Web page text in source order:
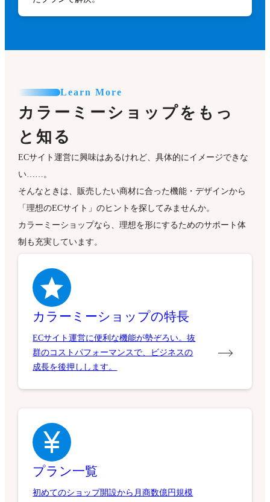
Learn More
カラーミーショップをもっ
と知る
ECサイト運営に興味はあるけれど、具体的にイメージできな
い……。
そんなときは、販売したい商材に合った機能・デザインから
「理想のECサイト」のヒントを探してみませんか。
カラーミーショップなら、理想を形にするためのサポート体
制も充実しています。
カラーミーショップの特長
ECサイト運営に便利な機能が勢ぞろい。抜
群のコストパフォーマンスで、ビジネスの
成長を後押しします。
プラン一覧
初めてのショップ開設から月商数億円規模